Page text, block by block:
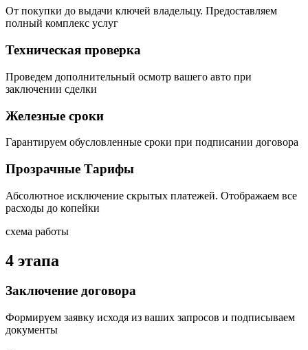
От покупки до выдачи ключей владельцу. Предоставляем
полный комплекс услуг
Техническая проверка
Проведем дополнительный осмотр вашего авто при
заключении сделки
Железные сроки
Гарантируем обусловленные сроки при подписании договора
Прозрачные Тарифы
Абсолютное исключение скрытых платежей. Отображаем все
расходы до копейки
схема работы
4 этапа
Заключение договора
Формируем заявку исходя из ваших запросов и подписываем
документы